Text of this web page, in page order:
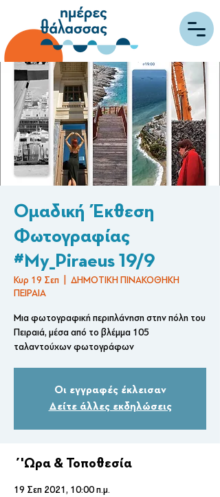
Ομαδική Έκθεση
Φωτογραφίας
#My_Piraeus 19/9
Κυρ 19 Σεπ
ΔΗΜΟΤΙΚΗ ΠΙΝΑΚΟΘΗΚΗ
ΠΕΙΡΑΙΑ
Μια φωτογραφική περιπλάνηση στην πόλη του
Πειραιά, μέσα από το βλέμμα 105
ταλαντούχων φωτογράφων
Οι εγγραφές έκλεισαν
Δείτε άλλες εκδηλώσεις
΄'Ωρα & Τοποθεσία
19 Σεπ 2021, 10:00 π.μ.